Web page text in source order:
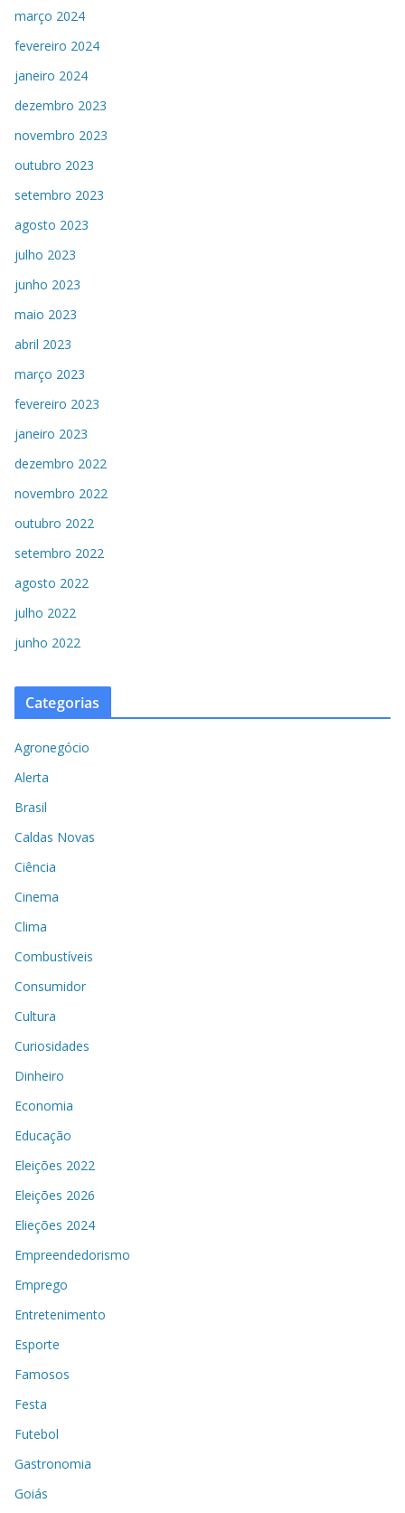
março 2024
fevereiro 2024
janeiro 2024
dezembro 2023
novembro 2023
outubro 2023
setembro 2023
agosto 2023
julho 2023
junho 2023
maio 2023
abril 2023
março 2023
fevereiro 2023
janeiro 2023
dezembro 2022
novembro 2022
outubro 2022
setembro 2022
agosto 2022
julho 2022
junho 2022
Categorias
Agronegócio
Alerta
Brasil
Caldas Novas
Ciência
Cinema
Clima
Combustíveis
Consumidor
Cultura
Curiosidades
Dinheiro
Economia
Educação
Eleições 2022
Eleições 2026
Elieções 2024
Empreendedorismo
Emprego
Entretenimento
Esporte
Famosos
Festa
Futebol
Gastronomia
Goiás